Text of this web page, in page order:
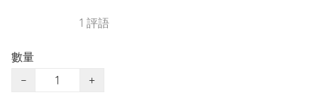
1 評語
數量
−
+